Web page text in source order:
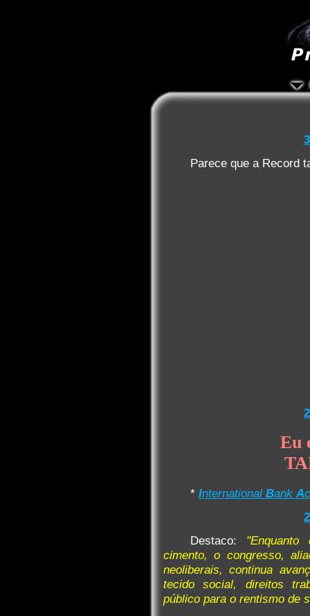
Parece que a Record
Eu
* International Bank A
Destaco:
cimento, o congresso,
neoliberais, continua
tecido social, direitos
público para o rentismo de